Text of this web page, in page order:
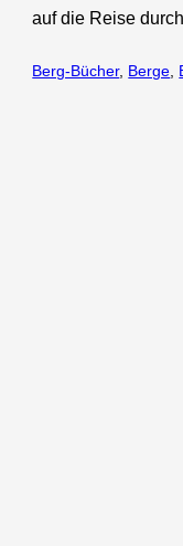
auf die Reise
Berg-Bücher, Berge,